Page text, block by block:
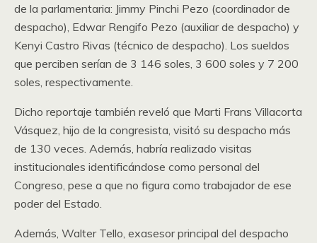
de la parlamentaria: Jimmy Pinchi Pezo (coordinador de
despacho), Edwar Rengifo Pezo (auxiliar de despacho) y
Kenyi Castro Rivas (técnico de despacho). Los sueldos
que perciben serían de 3 146 soles, 3 600 soles y 7 200
soles, respectivamente.
Dicho reportaje también reveló que Marti Frans Villacorta
Vásquez, hijo de la congresista, visitó su despacho más
de 130 veces. Además, habría realizado visitas
institucionales identificándose como personal del
Congreso, pese a que no figura como trabajador de ese
poder del Estado.
Además, Walter Tello, exasesor principal del despacho